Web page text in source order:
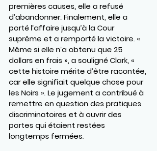
premières causes, elle a refusé
d’abandonner. Finalement, elle a
porté l’affaire jusqu’à la Cour
suprême et a remporté la victoire. «
Même si elle n’a obtenu que 25
dollars en frais », a souligné Clark, «
cette histoire mérite d’être racontée,
car elle signifiait quelque chose pour
les Noirs ». Le jugement a contribué à
remettre en question des pratiques
discriminatoires et à ouvrir des
portes qui étaient restées
longtemps fermées.